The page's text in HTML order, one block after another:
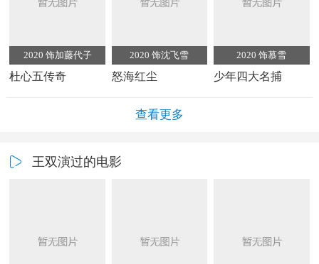
2020 饰加藤代子
杜心五传奇
2020 饰沈飞雪
怒海红尘
2020 饰慕雪
少年四大名捕
查看更多
王双演过的电影